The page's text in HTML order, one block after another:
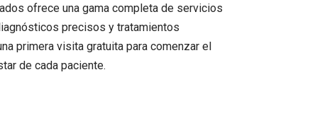
ofrece una gama completa de servicios
precisos y tratamientos
primera visita gratuita para comenzar el
de cada paciente.